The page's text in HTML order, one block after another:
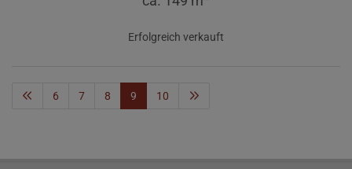
Erfolgreich verkauft
6 7 8 9 10